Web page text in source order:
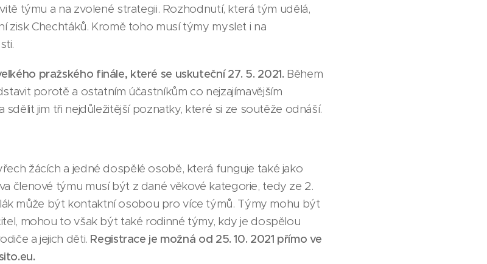
týmu a na zvolené strategii. Rozhodnutí, která tým udělá,
zisk Chechtáků. Kromě toho musí týmy myslet i na
pražského finále, které se uskuteční 27. 5. 2021. Během
porotě a ostatním účastníkům co nejzajímavějším
jim tři nejdůležitější poznatky, které si ze soutěže odnáší.
žácích a jedné dospělé osobě, která funguje také jako
členové týmu musí být z dané věkové kategorie, tedy ze 2.
může být kontaktní osobou pro více týmů. Týmy mohu být
mohou to však být také rodinné týmy, kdy je dospělou
a jejich děti. Registrace je možná od 25. 10. 2021 přímo ve
.